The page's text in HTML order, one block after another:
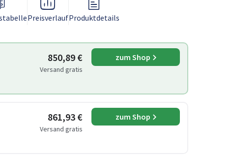
PreisverlaufProduktdetails
850,89 €
Versand gratis
zum Shop
861,93 €
Versand gratis
zum Shop